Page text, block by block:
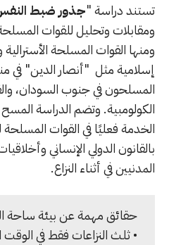
تستند دراسة "جذور ضبط
ومقابلات وتحليل للقوات
ومنها القوات المسلحة
إسلامية مثل "أنصار الدين" في
المسلحون في جنوب السودان،
الكولومبية. وتضم الدراسة المسح
الخدمة فعليًا في القوات
بالقانون الدولي الإنساني
المدنيين في أثناء النزاع.
حقائق مهمة عن بيئة ساحة
• ثلث النزاعات فقط في الوقت